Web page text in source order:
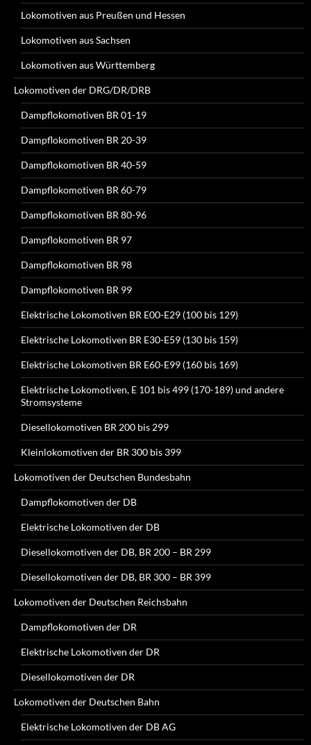
Lokomotiven aus Preußen und Hessen
Lokomotiven aus Sachsen
Lokomotiven aus Württemberg
Lokomotiven der DRG/DR/DRB
Dampflokomotiven BR 01-19
Dampflokomotiven BR 20-39
Dampflokomotiven BR 40-59
Dampflokomotiven BR 60-79
Dampflokomotiven BR 80-96
Dampflokomotiven BR 97
Dampflokomotiven BR 98
Dampflokomotiven BR 99
Elektrische Lokomotiven BR E00-E29 (100 bis 129)
Elektrische Lokomotiven BR E30-E59 (130 bis 159)
Elektrische Lokomotiven BR E60-E99 (160 bis 169)
Elektrische Lokomotiven, E 101 bis 499 (170-189) und andere
Stromsysteme
Diesellokomotiven BR 200 bis 299
Kleinlokomotiven der BR 300 bis 399
Lokomotiven der Deutschen Bundesbahn
Dampflokomotiven der DB
Elektrische Lokomotiven der DB
Diesellokomotiven der DB, BR 200 – BR 299
Diesellokomotiven der DB, BR 300 – BR 399
Lokomotiven der Deutschen Reichsbahn
Dampflokomotiven der DR
Elektrische Lokomotiven der DR
Diesellokomotiven der DR
Lokomotiven der Deutschen Bahn
Elektrische Lokomotiven der DB AG